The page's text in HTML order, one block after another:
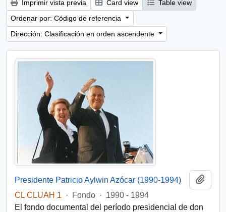
Imprimir vista previa Card view
Table view
Ordenar por: Código de referencia
Dirección: Clasificación en orden ascendente
Presidente Patricio Aylwin Azócar (1990-1994)
CL CLUAH 1
· Fondo · 1990 - 1994
El fondo documental del período presidencial de don